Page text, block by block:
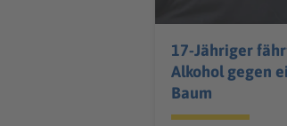
17-Jähriger
Alkohol gegen
Baum